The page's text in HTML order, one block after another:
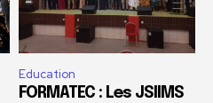
Education
FORMATEC : Les JSIIMS